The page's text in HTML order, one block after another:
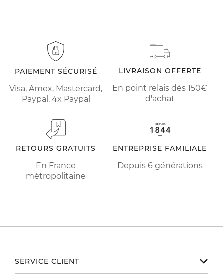
PAIEMENT SÉCURISÉ
Visa, Amex, Mastercard,
Paypal, 4x Paypal
LIVRAISON OFFERTE
En point relais dès 150€
d'achat
RETOURS GRATUITS
En France
métropolitaine
ENTREPRISE FAMILIALE
Depuis 6 générations
SERVICE CLIENT